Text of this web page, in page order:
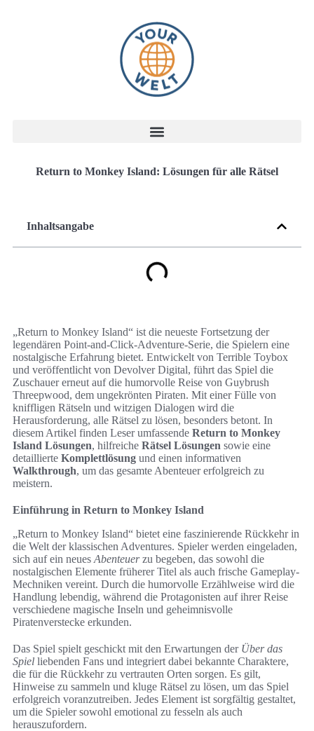
Return to Monkey Island: Lösungen für alle Rätsel
Inhaltsangabe
„Return to Monkey Island“ ist die neueste Fortsetzung der
legendären Point-and-Click-Adventure-Serie, die Spielern eine
nostalgische Erfahrung bietet. Entwickelt von Terrible Toybox
und veröffentlicht von Devolver Digital, führt das Spiel die
Zuschauer erneut auf die humorvolle Reise von Guybrush
Threepwood, dem ungekrönten Piraten. Mit einer Fülle von
kniffligen Rätseln und witzigen Dialogen wird die
Herausforderung, alle Rätsel zu lösen, besonders betont. In
diesem Artikel finden Leser umfassende Return to Monkey
Island Lösungen, hilfreiche Rätsel Lösungen sowie eine
detaillierte Komplettlösung und einen informativen
Walkthrough, um das gesamte Abenteuer erfolgreich zu
meistern.
Einführung in Return to Monkey Island
„Return to Monkey Island“ bietet eine faszinierende Rückkehr in
die Welt der klassischen Adventures. Spieler werden eingeladen,
sich auf ein neues Abenteuerzu begeben, das sowohl die
nostalgischen Elemente früherer Titel als auch frische Gameplay-
Mechniken vereint. Durch die humorvolle Erzählweise wird die
Handlung lebendig, während die Protagonisten auf ihrer Reise
verschiedene magische Inseln und geheimnisvolle
Piratenverstecke erkunden.
Das Spiel spielt geschickt mit den Erwartungen der Über das
Spiel liebenden Fans und integriert dabei bekannte Charaktere,
die für die Rückkehr zu vertrauten Orten sorgen. Es gilt,
Hinweise zu sammeln und kluge Rätsel zu lösen, um das Spiel
erfolgreich voranzutreiben. Jedes Element ist sorgfältig gestaltet,
um die Spieler sowohl emotional zu fesseln als auch
herauszufordern.